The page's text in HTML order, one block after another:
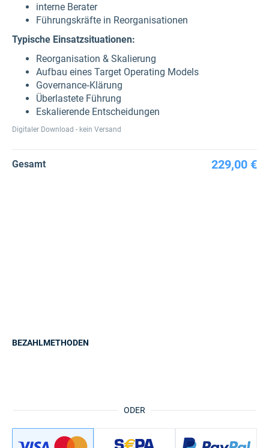
interne Berater
Führungskräfte in Reorganisationen
Typische Einsatzsituationen:
Reorganisation & Skalierung
Aufbau eines Target Operating Models
Governance‑Klärung
Überlastete Führung
Eskalierende Entscheidungen
Digitaler Download - kein Versand
Gesamt 229,00 €
ODER
BEZAHLMETHODEN